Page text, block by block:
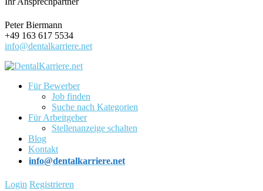
Peter Biermann
+49 163 617 5534
info@dentalkarriere.net
Für Bewerber
Job finden
Suche nach Kategorien
Für Arbeitgeber
Stellenanzeige schalten
Blog
Kontakt
info@dentalkarriere.net
Login Registrieren